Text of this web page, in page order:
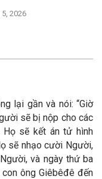
2026
lại gần và nói: “Giờ
sẽ bị nộp cho các
sẽ kết án tử hình
sẽ nhạo cười Người,
và ngày thứ ba
ông Giêbêđê đến